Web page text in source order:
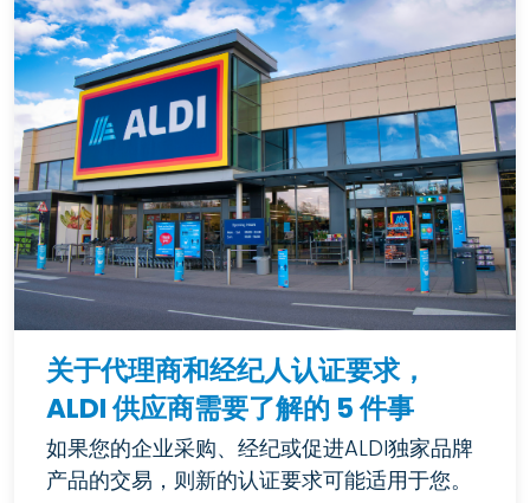
关于代理商和经纪人认证要求，
ALDI 供应商需要了解的 5 件事
如果您的企业采购、经纪或促进ALDI独家品牌
产品的交易，则新的认证要求可能适用于您。